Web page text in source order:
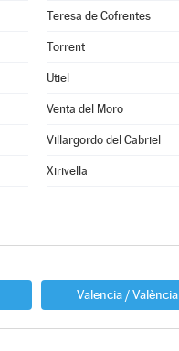
Teresa de Cofrentes
Torrent
Utiel
Venta del Moro
Villargordo del Cabriel
Xirivella
Valencia / València